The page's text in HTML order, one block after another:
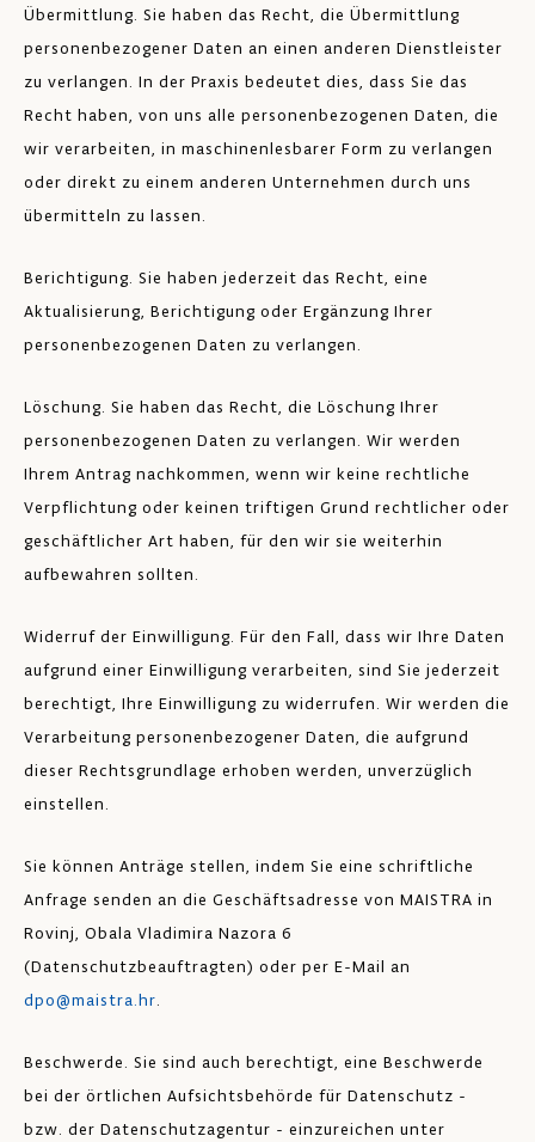
Übermittlung. Sie haben das Recht, die Übermittlung
personenbezogener Daten an einen anderen Dienstleister
zu verlangen. In der Praxis bedeutet dies, dass Sie das
Recht haben, von uns alle personenbezogenen Daten, die
wir verarbeiten, in maschinenlesbarer Form zu verlangen
oder direkt zu einem anderen Unternehmen durch uns
übermitteln zu lassen.
Berichtigung. Sie haben jederzeit das Recht, eine
Aktualisierung, Berichtigung oder Ergänzung Ihrer
personenbezogenen Daten zu verlangen.
Löschung. Sie haben das Recht, die Löschung Ihrer
personenbezogenen Daten zu verlangen. Wir werden
Ihrem Antrag nachkommen, wenn wir keine rechtliche
Verpflichtung oder keinen triftigen Grund rechtlicher oder
geschäftlicher Art haben, für den wir sie weiterhin
aufbewahren sollten.
Widerruf der Einwilligung. Für den Fall, dass wir Ihre Daten
aufgrund einer Einwilligung verarbeiten, sind Sie jederzeit
berechtigt, Ihre Einwilligung zu widerrufen. Wir werden die
Verarbeitung personenbezogener Daten, die aufgrund
dieser Rechtsgrundlage erhoben werden, unverzüglich
einstellen.
Sie können Anträge stellen, indem Sie eine schriftliche
Anfrage senden an die Geschäftsadresse von MAISTRA in
Rovinj, Obala Vladimira Nazora 6
(Datenschutzbeauftragten) oder per E-Mail an
dpo@maistra.hr.
Beschwerde. Sie sind auch berechtigt, eine Beschwerde
bei der örtlichen Aufsichtsbehörde für Datenschutz -
bzw. der Datenschutzagentur - einzureichen unter